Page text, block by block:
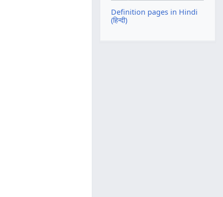
Definition pages in Hindi
(हिन्दी)